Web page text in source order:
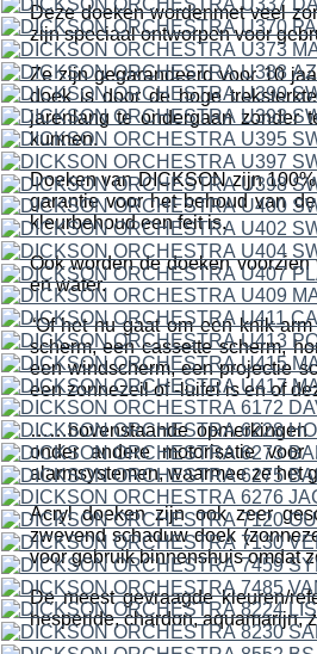
Deze doeken wordenmet veel
zijn speciaal ontworpen voor
Ze zijn gegarandeerd voor 10
doek is door de hoge
jarenlang te ondergaan zonder
kunnen.
Doeken van DICKSON zijn
garantie voor het behoud van
kleurbehoud een feit is.
Ook worden de doeken
en water.
“Of het nu gaat om een knik-
scherm, een cassette scherm,
een windscherm, een projectie
een zonnezeil of -luifel is en of
……bovenstaande opmerkingen
onder andere motorisatie voor
alarmsystemen, waarmee ze het
Acryl doeken zijn ook zeer
zwevend schaduw doek
voor gebruik binnenshuis omdat
De meest gevraagde kleuren/
hesperide, chardon, aquamarijn,